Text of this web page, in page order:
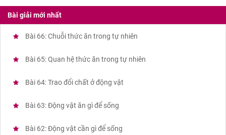
Bài giải mới nhất
Bài 66: Chuỗi thức ăn trong tự nhiên
Bài 65: Quan hệ thức ăn trong tự nhiên
Bài 64: Trao đổi chất ở động vật
Bài 63: Động vật ăn gì để sống
Bài 62: Động vật cần gì để sống